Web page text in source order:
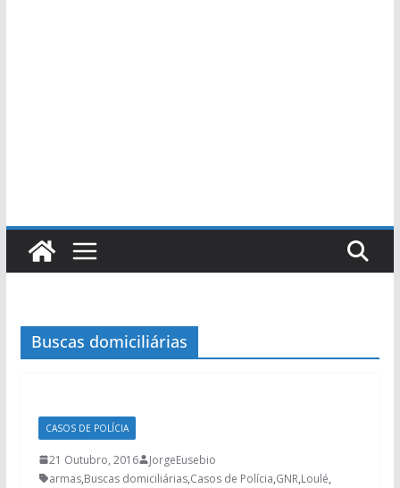
Buscas domiciliárias
CASOS DE POLÍCIA
21 Outubro, 2016
JorgeEusebio
armas,Buscas domiciliárias,Casos de Polícia,GNR,Loulé,